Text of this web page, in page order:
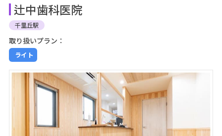
辻中歯科医院
千里丘駅
取り扱いプラン：
ライト